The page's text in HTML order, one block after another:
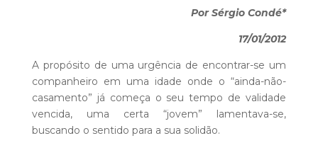
Por Sérgio Condé*
17/01/2012
A propósito de uma urgência de encontrar-se um
companheiro em uma idade onde o “ainda-não-
casamento” já começa o seu tempo de validade
vencida, uma certa “jovem” lamentava-se,
buscando o sentido para a sua solidão.